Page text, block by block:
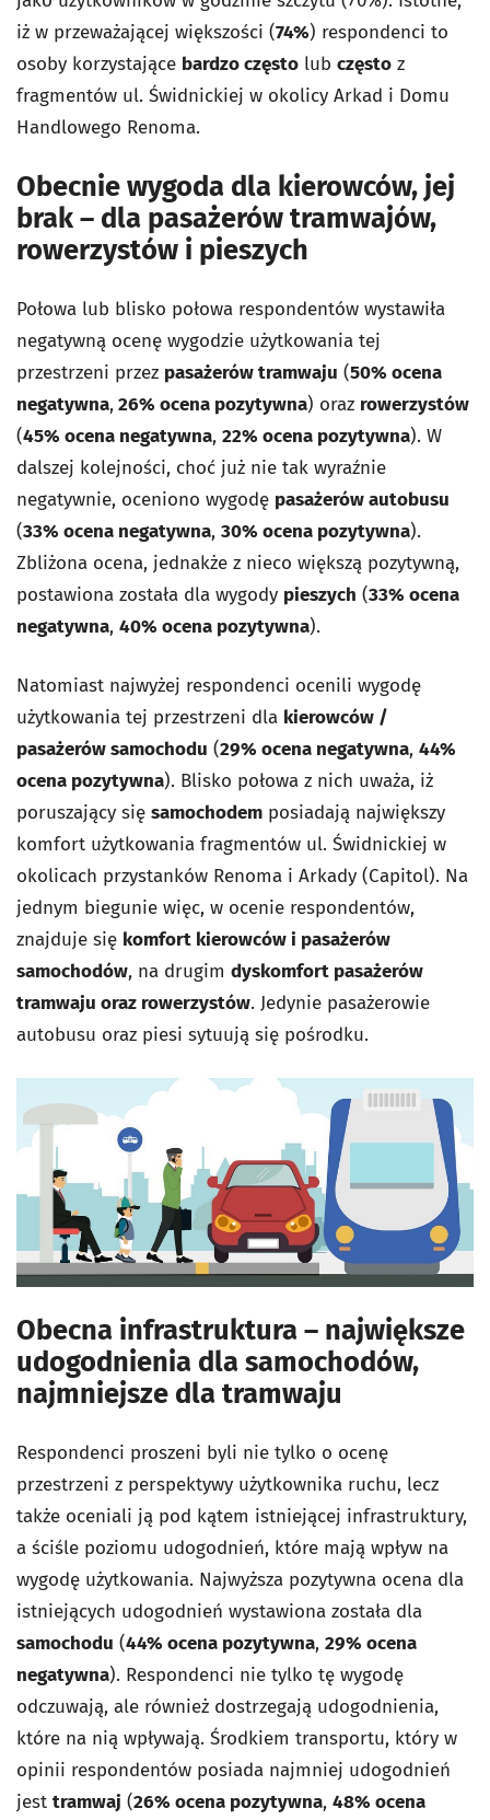
iż w przeważającej większości (74%) respondenci to
osoby korzystające bardzo często lub często z
fragmentów ul. Świdnickiej w okolicy Arkad i Domu
Handlowego Renoma.
Obecnie wygoda dla kierowców, jej
brak – dla pasażerów tramwajów,
rowerzystów i pieszych
Połowa lub blisko połowa respondentów wystawiła
negatywną ocenę wygodzie użytkowania tej
przestrzeni przez pasażerów tramwaju (50% ocena
negatywna,26% ocena pozytywna) oraz rowerzystów
(45% ocena negatywna, 22% ocena pozytywna). W
dalszej kolejności, choć już nie tak wyraźnie
negatywnie, oceniono wygodę pasażerów autobusu
(33% ocena negatywna, 30% ocena pozytywna).
Zbliżona ocena, jednakże z nieco większą pozytywną,
postawiona została dla wygody pieszych (33% ocena
negatywna, 40% ocena pozytywna).
Natomiast najwyżej respondenci ocenili wygodę
użytkowania tej przestrzeni dla kierowców /
pasażerów samochodu (29% ocena negatywna, 44%
ocena pozytywna). Blisko połowa z nich uważa, iż
poruszający się samochodem posiadają największy
komfort użytkowania fragmentów ul. Świdnickiej w
okolicach przystanków Renoma i Arkady (Capitol). Na
jednym biegunie więc, w ocenie respondentów,
znajduje się komfort kierowców i pasażerów
samochodów, na drugim dyskomfort pasażerów
tramwaju oraz rowerzystów. Jedynie pasażerowie
autobusu oraz piesi sytuują się pośrodku.
Obecna infrastruktura – największe
udogodnienia dla samochodów,
najmniejsze dla tramwaju
Respondenci proszeni byli nie tylko o ocenę
przestrzeni z perspektywy użytkownika ruchu, lecz
także oceniali ją pod kątem istniejącej infrastruktury,
a ściśle poziomu udogodnień, które mają wpływ na
wygodę użytkowania. Najwyższa pozytywna ocena dla
istniejących udogodnień wystawiona została dla
samochodu (44% ocena pozytywna, 29% ocena
negatywna). Respondenci nie tylko tę wygodę
odczuwają, ale również dostrzegają udogodnienia,
które na nią wpływają. Środkiem transportu, który w
opinii respondentów posiada najmniej udogodnień
jest tramwaj (26% ocena pozytywna, 48% ocena